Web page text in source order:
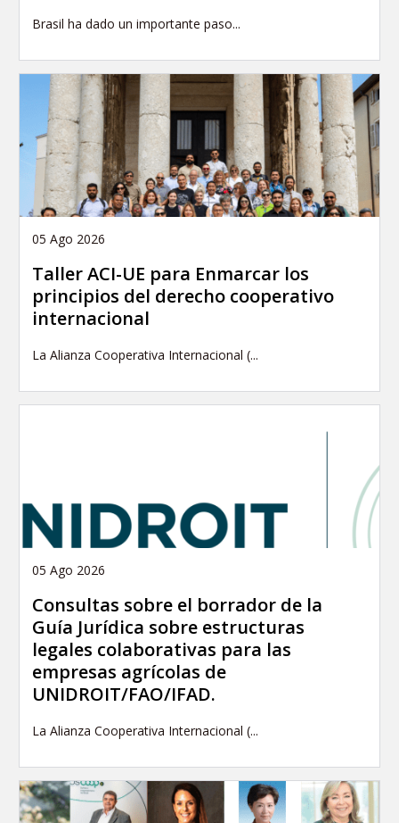
Brasil ha dado un importante paso...
05 Ago 2026
Taller ACI-UE para Enmarcar los
principios del derecho cooperativo
internacional
La Alianza Cooperativa Internacional (...
05 Ago 2026
Consultas sobre el borrador de la
Guía Jurídica sobre estructuras
legales colaborativas para las
empresas agrícolas de
UNIDROIT/FAO/IFAD.
La Alianza Cooperativa Internacional (...